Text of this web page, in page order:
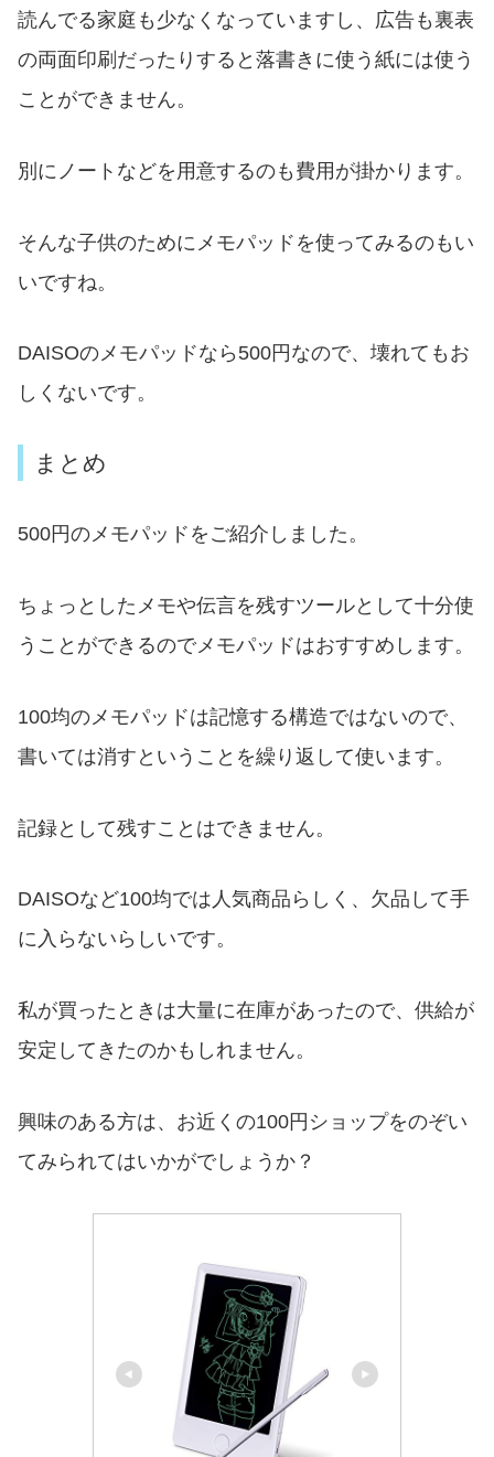
読んでる家庭も少なくなっていますし、広告も裏表
の両面印刷だったりすると落書きに使う紙には使う
ことができません。
別にノートなどを用意するのも費用が掛かります。
そんな子供のためにメモパッドを使ってみるのもい
いですね。
DAISOのメモパッドなら500円なので、壊れてもお
しくないです。
まとめ
500円のメモパッドをご紹介しました。
ちょっとしたメモや伝言を残すツールとして十分使
うことができるのでメモパッドはおすすめします。
100均のメモパッドは記憶する構造ではないので、
書いては消すということを繰り返して使います。
記録として残すことはできません。
DAISOなど100均では人気商品らしく、欠品して手
に入らないらしいです。
私が買ったときは大量に在庫があったので、供給が
安定してきたのかもしれません。
興味のある方は、お近くの100円ショップをのぞい
てみられてはいかがでしょうか？